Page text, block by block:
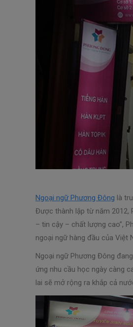
Ngoại ngữ Phương Đông là
Được thành lập từ năm 2012,
– tin cậy – chất lượng cao”,
ngoại ngữ hàng đầu của Việt
Ngoại ngữ Phương Đông
ứng nhu cầu học ngày càng
lai sẽ mở rộng ra khắp cả